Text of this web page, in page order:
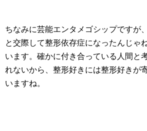
ちなみに芸能エンタメゴシップですが
と交際して整形依存症になったんじゃ
います。確かに付き合っている人間と
れないから、整形好きには整形好きが
いますね。